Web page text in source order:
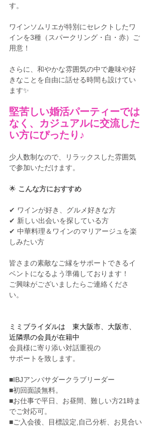
す。
ワインソムリエが特別にセレクトしたワ
インを3種（スパークリング・白・赤）ご
用意！
さらに、和やかな雰囲気の中で趣味や好
きなことを自由に話せる時間も設けてい
ます✨
堅苦しい婚活パーティーでは
なく、カジュアルに交流した
い方にぴったり♪
少人数制なので、リラックスした雰囲気
で参加いただけます。
🌟 こんな方におすすめ
✔ ワインが好き、グルメ好きな方
✔ 新しい出会いを探している方
✔ 中華料理＆ワインのマリアージュを楽
しみたい方
皆さまの素敵なご縁をサポートできるイ
ベントになるよう準備しております！
ご興味がございましたらご連絡くださ
い。
ミミブライダルは　東大阪市、大阪市、
近隣県の会員が在籍中
会員様に寄り添い対話重視の
サポートを致します。
■IBJアンバサダークラブリーダー
■初回面談無料。
■お仕事で平日、お昼間、難しい方21時ま
でご対応可。
■ご入会後、目標設定,自己分析、お見合い